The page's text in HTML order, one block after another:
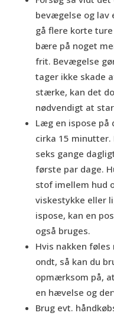
bevægelse og lav
gå flere korte
bære på noget
frit. Bevægelse
tager ikke skade
stærke, kan det
nødvendigt at
Læg en ispose
cirka 15 minutter.
seks gange
første par dage.
stof imellem hud
viskestykke eller
ispose, kan en
også bruges.
Hvis nakken
ondt, så kan du
opmærksom på,
en hævelse og
Brug evt.